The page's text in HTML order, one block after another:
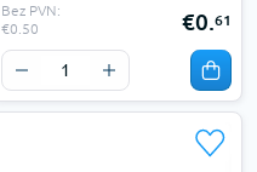
Bez PVN:
€0.50
€0.61